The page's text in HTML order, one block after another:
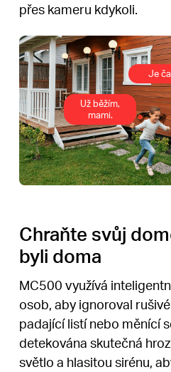
přes kameru kdykoli.
Je
Už běžím,
mami.
Chraňte svůj
byli doma
MC500 využívá
osob, aby ignoroval
padající listí nebo měnící
detekována skutečná
světlo a hlasitou sirénu,